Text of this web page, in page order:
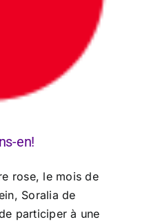
en!
rose, le mois de
Soralia de
participer à une